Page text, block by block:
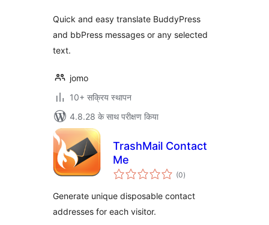
Quick and easy translate BuddyPress
and bbPress messages or any selected
text.
jomo
10+ सक्रिय स्थापन
4.8.28 के साथ परीक्षण किया
TrashMail Contact
Me
(0कुल
दर)
Generate unique disposable contact
addresses for each visitor.